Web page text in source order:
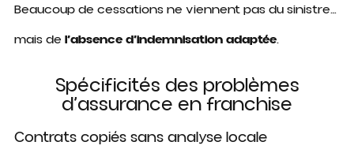
Beaucoup de cessations ne viennent pas du sinistre…
mais de l’absence d’indemnisation adaptée.
Spécificités des problèmes
d’assurance en franchise
Contrats copiés sans analyse locale